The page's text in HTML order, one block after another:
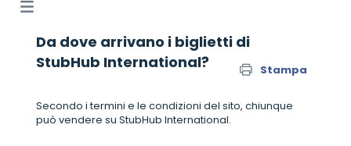
Da dove arrivano i biglietti di
StubHub International?
Stampa
Secondo i termini e le condizioni del sito, chiunque
può vendere su StubHub International.